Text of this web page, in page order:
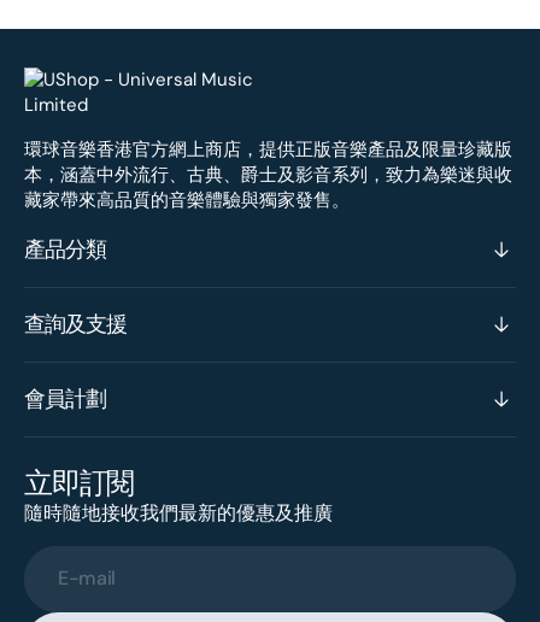
環球音樂香港官方網上商店，提供正版音樂產品及限量珍藏版
本，涵蓋中外流行、古典、爵士及影音系列，致力為樂迷與收
藏家帶來高品質的音樂體驗與獨家發售。
產品分類
查詢及支援
會員計劃
立即訂閱
隨時隨地接收我們最新的優惠及推廣
E-mail